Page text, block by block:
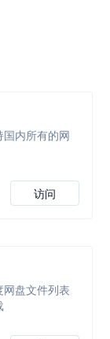
内所有的网
访问
盘文件列表